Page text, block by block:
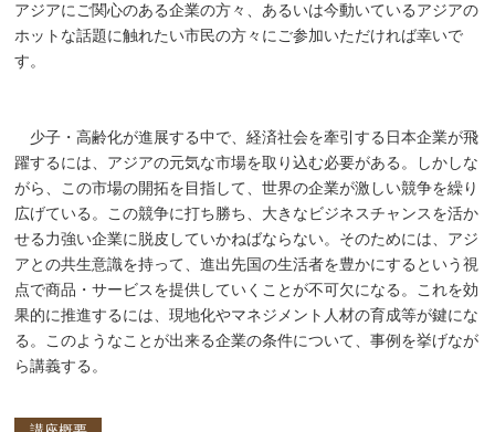
アジアにご関心のある企業の方々、あるいは今動いているアジアの
ホットな話題に触れたい市民の方々にご参加いただければ幸いで
す。
少子・高齢化が進展する中で、経済社会を牽引する日本企業が飛
躍するには、アジアの元気な市場を取り込む必要がある。しかしな
がら、この市場の開拓を目指して、世界の企業が激しい競争を繰り
広げている。この競争に打ち勝ち、大きなビジネスチャンスを活か
せる力強い企業に脱皮していかねばならない。そのためには、アジ
アとの共生意識を持って、進出先国の生活者を豊かにするという視
点で商品・サービスを提供していくことが不可欠になる。これを効
果的に推進するには、現地化やマネジメント人材の育成等が鍵にな
る。このようなことが出来る企業の条件について、事例を挙げなが
ら講義する。